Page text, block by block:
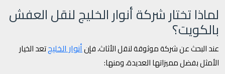
لماذا تختار شركة أنوار الخليج لنقل العفش
بالكويت؟
عند البحث عن شركة موثوقة لنقل الأثاث، فإنأنوار الخليجتعد الخيار
الأمثل بفضل مميزاتها العديدة، ومنها: